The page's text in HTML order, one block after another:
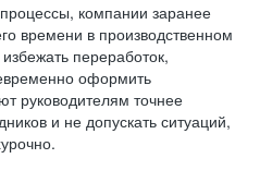
компании заранее
времени в производственном
переработок,
оформить
руководителям точнее
и не допускать ситуаций,